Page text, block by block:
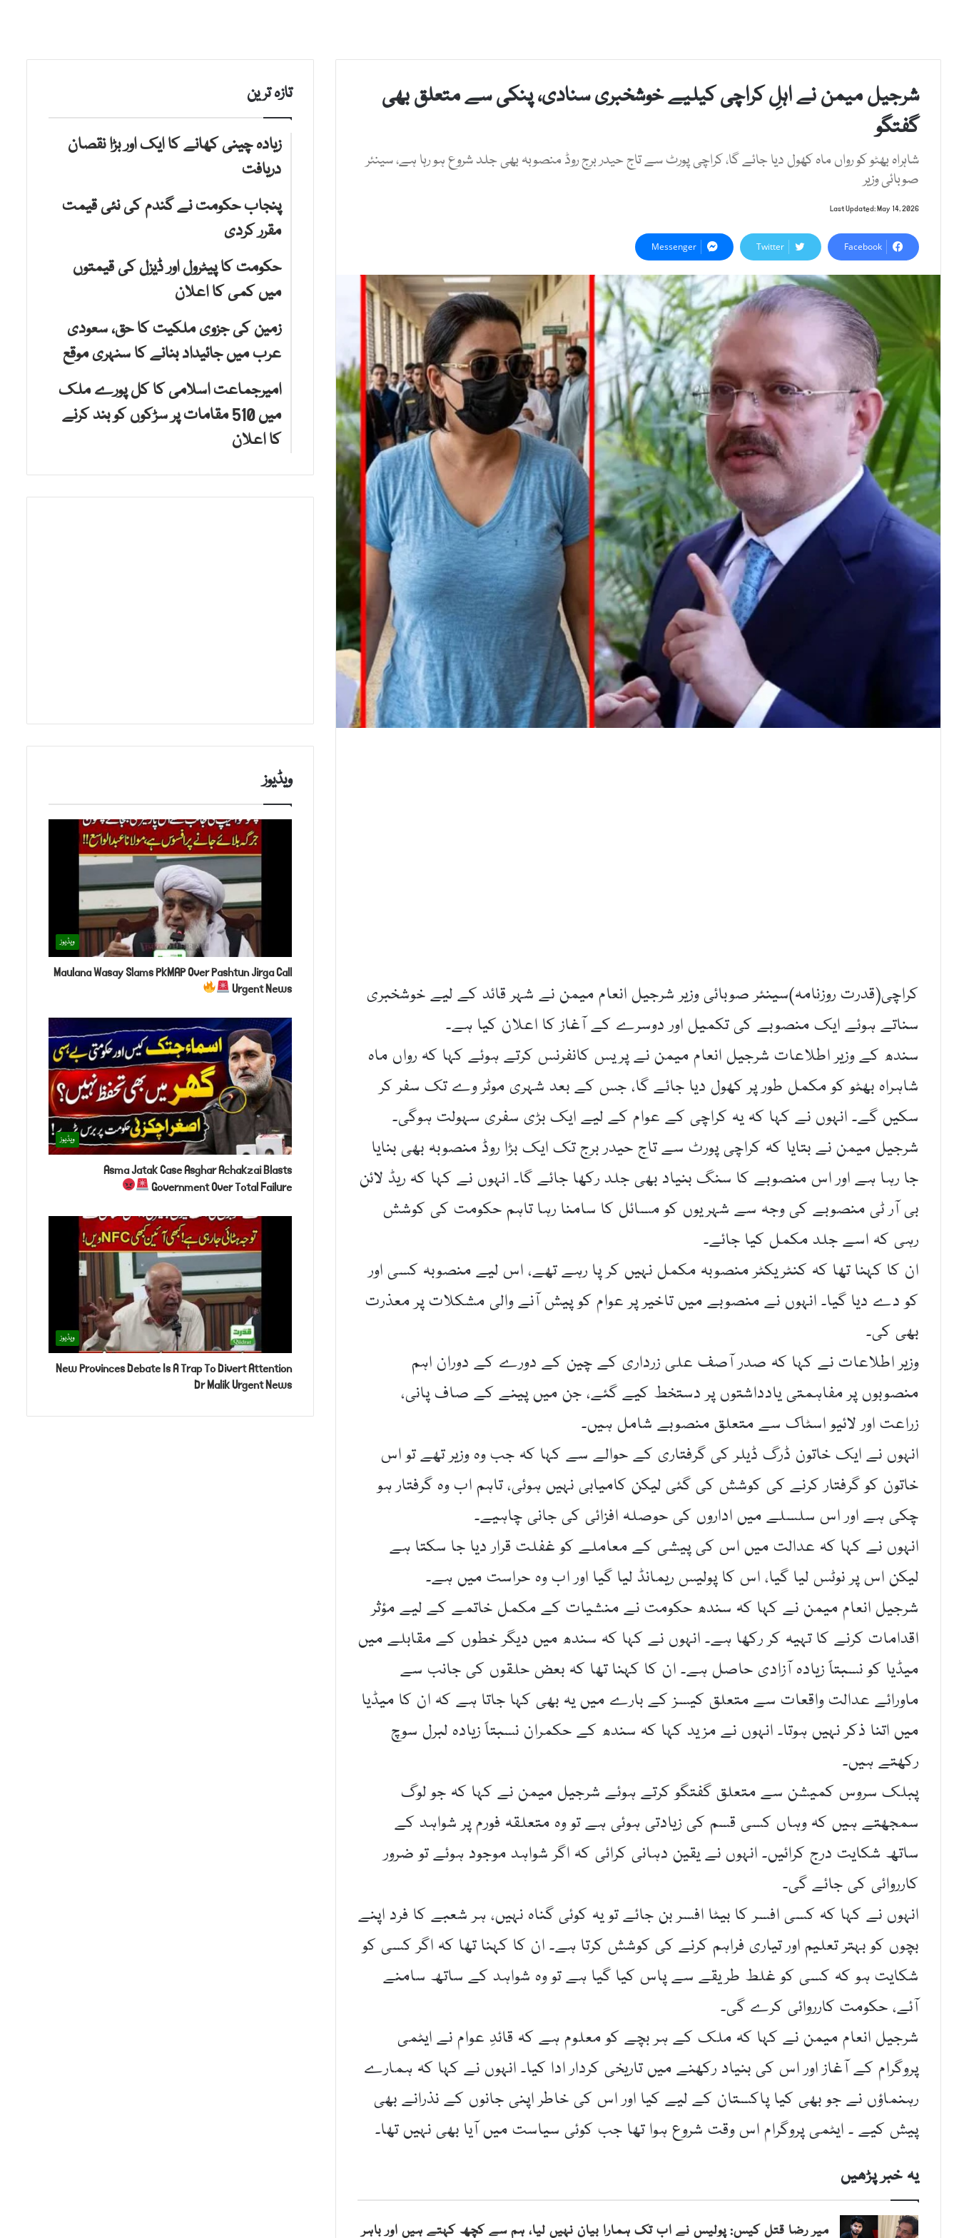
شرجیل میمن نے اہلِ کراچی کیلیے خوشخبری سنادی، پنکی سے متعلق بھی
گفتگو
شاہراہ بھٹو کو رواں ماہ کھول دیا جائے گا، کراچی پورٹ سے تاج حیدر برج روڈ منصوبہ بھی جلد شروع ہو رہا ہے، سینئر
صوبائی وزیر
Last Updated: May 14, 2026
Facebook
Twitter
Messenger
کراچی(قدرت روزنامہ)سینئر صوبائی وزیر شرجیل انعام میمن نے شہر قائد کے لیے خوشخبری
سناتے ہوئے ایک منصوبے کی تکمیل اور دوسرے کے آغاز کا اعلان کیا ہے۔
سندھ کے وزیر اطلاعات شرجیل انعام میمن نے پریس کانفرنس کرتے ہوئے کہا کہ رواں ماہ
شاہراہ بھٹو کو مکمل طور پر کھول دیا جائے گا، جس کے بعد شہری موٹر وے تک سفر کر
سکیں گے۔ انہوں نے کہا کہ یہ کراچی کے عوام کے لیے ایک بڑی سفری سہولت ہوگی۔
شرجیل میمن نے بتایا کہ کراچی پورٹ سے تاج حیدر برج تک ایک بڑا روڈ منصوبہ بھی بنایا
جا رہا ہے اور اس منصوبے کا سنگ بنیاد بھی جلد رکھا جائے گا۔ انہوں نے کہا کہ ریڈ لائن
بی آر ٹی منصوبے کی وجہ سے شہریوں کو مسائل کا سامنا رہا تاہم حکومت کی کوشش
رہی کہ اسے جلد مکمل کیا جائے۔
ان کا کہنا تھا کہ کنٹریکٹر منصوبہ مکمل نہیں کر پا رہے تھے، اس لیے منصوبہ کسی اور
کو دے دیا گیا۔ انہوں نے منصوبے میں تاخیر پر عوام کو پیش آنے والی مشکلات پر معذرت
بھی کی۔
وزیر اطلاعات نے کہا کہ صدر آصف علی زرداری کے چین کے دورے کے دوران اہم
منصوبوں پر مفاہمتی یادداشتوں پر دستخط کیے گئے، جن میں پینے کے صاف پانی،
زراعت اور لائیو اسٹاک سے متعلق منصوبے شامل ہیں۔
انہوں نے ایک خاتون ڈرگ ڈیلر کی گرفتاری کے حوالے سے کہا کہ جب وہ وزیر تھے تو اس
خاتون کو گرفتار کرنے کی کوشش کی گئی لیکن کامیابی نہیں ہوئی، تاہم اب وہ گرفتار ہو
چکی ہے اور اس سلسلے میں اداروں کی حوصلہ افزائی کی جانی چاہیے۔
انہوں نے کہا کہ عدالت میں اس کی پیشی کے معاملے کو غفلت قرار دیا جا سکتا ہے
لیکن اس پر نوٹس لیا گیا، اس کا پولیس ریمانڈ لیا گیا اور اب وہ حراست میں ہے۔
شرجیل انعام میمن نے کہا کہ سندھ حکومت نے منشیات کے مکمل خاتمے کے لیے مؤثر
اقدامات کرنے کا تہیہ کر رکھا ہے۔ انہوں نے کہا کہ سندھ میں دیگر خطوں کے مقابلے میں
میڈیا کو نسبتاً زیادہ آزادی حاصل ہے۔ ان کا کہنا تھا کہ بعض حلقوں کی جانب سے
ماورائے عدالت واقعات سے متعلق کیسز کے بارے میں یہ بھی کہا جاتا ہے کہ ان کا میڈیا
میں اتنا ذکر نہیں ہوتا۔ انہوں نے مزید کہا کہ سندھ کے حکمران نسبتاً زیادہ لبرل سوچ
رکھتے ہیں۔
پبلک سروس کمیشن سے متعلق گفتگو کرتے ہوئے شرجیل میمن نے کہا کہ جو لوگ
سمجھتے ہیں کہ وہاں کسی قسم کی زیادتی ہوئی ہے تو وہ متعلقہ فورم پر شواہد کے
ساتھ شکایت درج کرائیں۔ انہوں نے یقین دہانی کرائی کہ اگر شواہد موجود ہوئے تو ضرور
کارروائی کی جائے گی۔
انہوں نے کہا کہ کسی افسر کا بیٹا افسر بن جائے تو یہ کوئی گناہ نہیں، ہر شعبے کا فرد اپنے
بچوں کو بہتر تعلیم اور تیاری فراہم کرنے کی کوشش کرتا ہے۔ ان کا کہنا تھا کہ اگر کسی کو
شکایت ہو کہ کسی کو غلط طریقے سے پاس کیا گیا ہے تو وہ شواہد کے ساتھ سامنے
آئے، حکومت کارروائی کرے گی۔
شرجیل انعام میمن نے کہا کہ ملک کے ہر بچے کو معلوم ہے کہ قائدِ عوام نے ایٹمی
پروگرام کے آغاز اور اس کی بنیاد رکھنے میں تاریخی کردار ادا کیا۔ انہوں نے کہا کہ ہمارے
رہنماؤں نے جو بھی کیا پاکستان کے لیے کیا اور اس کی خاطر اپنی جانوں کے نذرانے بھی
پیش کیے ۔ ایٹمی پروگرام اس وقت شروع ہوا تھا جب کوئی سیاست میں آیا بھی نہیں تھا۔
یہ خبر پڑھیں
میر رضا قتل کیس: پولیس نے اب تک ہمارا بیان نہیں لیا، ہم سے کچھ کہتے ہیں اور باہر
تازہ ترین
زیادہ چینی کھانے کا ایک اور بڑا نقصان
دریافت
پنجاب حکومت نے گندم کی نئی قیمت
مقرر کردی
حکومت کا پیٹرول اور ڈیزل کی قیمتوں
میں کمی کا اعلان
زمین کی جزوی ملکیت کا حق، سعودی
عرب میں جائیداد بنانے کا سنہری موقع
امیرجماعت اسلامی کا کل پورے ملک
میں 510 مقامات پر سڑکوں کو بند کرنے
کا اعلان
ویڈیوز
ویڈیوز
Maulana Wasay Slams PkMAP Over Pashtun Jirga Call
Urgent News
ویڈیوز
Asma Jatak Case Asghar Achakzai Blasts
Government Over Total Failure
ویڈیوز
New Provinces Debate Is A Trap To Divert Attention
Dr Malik Urgent News